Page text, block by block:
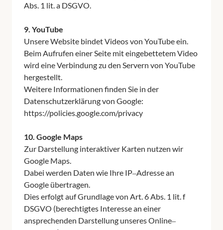
Abs. 1 lit. a DSGVO.
9. YouTube
Unsere Website bindet Videos von YouTube ein.
Beim Aufrufen einer Seite mit eingebettetem
wird eine Verbindung zu den Servern von
hergestellt.
Weitere Informationen finden Sie in
Datenschutzerklärung von
https://policies.google.com/privacy
10. Google Maps
Zur Darstellung interaktiver Karten nutzen
Google Maps.
Dabei werden Daten wie Ihre IP‒Adresse
Google übertragen.
Dies erfolgt auf Grundlage von Art. 6 Abs. 1 lit. f
DSGVO (berechtigtes Interesse an
ansprechenden Darstellung unseres Online‒